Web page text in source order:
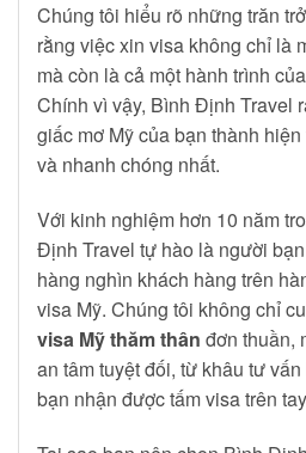
Chúng tôi hiểu rõ những trăn
rằng việc xin visa không chỉ là
mà còn là cả một hành trình
Chính vì vậy, Bình Định Travel
giấc mơ Mỹ của bạn thành
và nhanh chóng nhất.
Với kinh nghiệm hơn 10 năm
Định Travel tự hào là người
hàng nghìn khách hàng trên
visa Mỹ. Chúng tôi không chỉ
visa Mỹ thăm thân đơn thuần,
an tâm tuyệt đối, từ khâu tư
bạn nhận được tấm visa trên